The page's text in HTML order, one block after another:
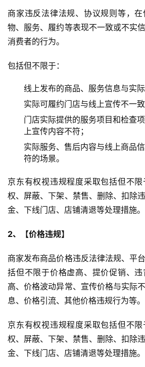
商家违反法律法规、协议规则等，
物、服务、履约等表现不一致或不实
消费者的行为。
包括但不限于：
线上发布的商品、服务信息与实际
实际可履约门店与线上宣传不一致
门店实际提供的服务项目和检查
上宣传内容不符；
实际服务、售后内容与线上商品
符的场景。
京东有权视违规程度采取包括但不
权、屏蔽、下架、禁售、删除、扣除
金、下线门店、店铺清退等处理措施。
2、【价格违规】
商家发布商品价格违反法律法规、平
括但不限于价格虚高、提价促销、
高、价格波动异常、宣传价格与实际
息、价格引流、其他价格违规行为等。
京东有权视违规程度采取包括但不
权、屏蔽、下架、禁售、删除、扣除
金、下线门店、店铺清退等处理措施。